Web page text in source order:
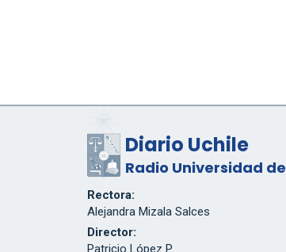
Diario Uchile
Radio Universidad
Rectora:
Alejandra Mizala Salces
Director:
Patricio López P.